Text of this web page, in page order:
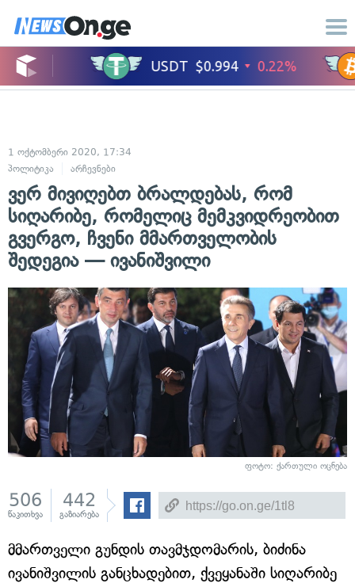
1 ოქტომბერი 2020, 17:34
პოლიტიკა
არჩევნები
ვერ მივიღებთ ბრალდებას, რომ
სიღარიბე, რომელიც მემკვიდრეობით
გვერგო, ჩვენი მმართველობის
შედეგია — ივანიშვილი
ფოტო: ქართული ოცნება
506
წაკითხვა
442
გაზიარება
მმართველი გუნდის თავმჯდომარის, ბიძინა
ივანიშვილის განცხადებით, ქვეყანაში სიღარიბე